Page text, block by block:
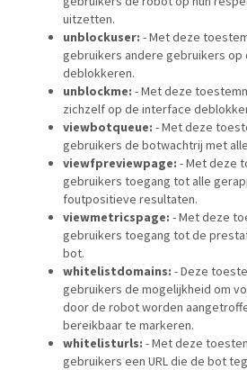
uitzetten.
unblockuser: - Met deze
gebruikers andere gebruikers op
deblokkeren.
unblockme: - Met deze
zichzelf op de interface
viewbotqueue: - Met deze
gebruikers de botwachtrij met
viewfpreviewpage: - Met deze
gebruikers toegang tot alle
foutpositieve resultaten.
viewmetricspage: - Met deze
gebruikers toegang tot de
bot.
whitelistdomains: - Deze
gebruikers de mogelijkheid om
door de robot worden
bereikbaar te markeren.
whitelisturls: - Met deze
gebruikers een URL die de bot